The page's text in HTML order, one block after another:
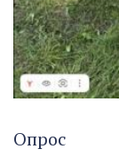
Опрос